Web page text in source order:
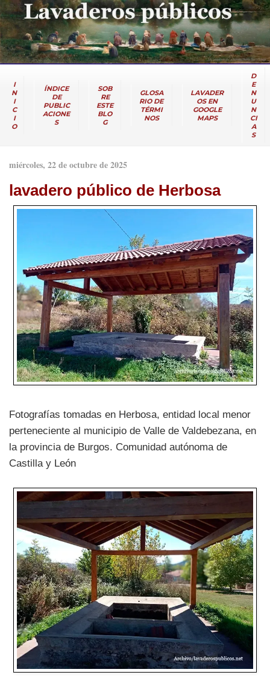
I
N
I
C
I
O
ÍNDICE
DE
PUBLIC
ACIONE
S
SOB
RE
ESTE
BLO
G
GLOSA
RIO DE
TÉRMI
NOS
LAVADER
OS EN
GOOGLE
MAPS
D
E
N
U
N
CI
A
S
miércoles, 22 de octubre de 2025
lavadero público de Herbosa
Fotografías tomadas en Herbosa, entidad local menor
perteneciente al municipio de Valle de Valdebezana, en
la provincia de Burgos. Comunidad autónoma de
Castilla y León